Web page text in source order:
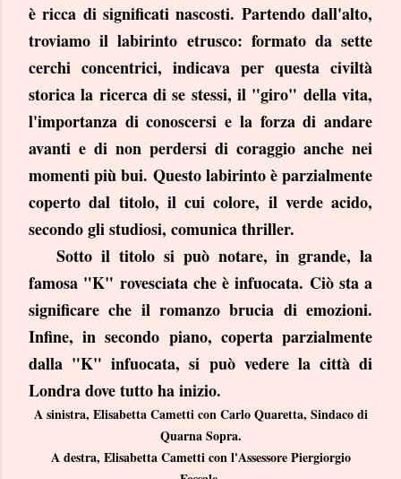
è ricca di significati nascosti. Partendo dall'alto,
troviamo il labirinto etrusco: formato da sette
cerchi concentrici, indicava per questa civiltà
storica la ricerca di se stessi, il "giro" della vita,
l'importanza di conoscersi e la forza di andare
avanti e di non perdersi di coraggio anche nei
momenti più bui. Questo labirinto è parzialmente
coperto dal titolo, il cui colore, il verde acido,
secondo gli studiosi, comunica thriller.
Sotto il titolo si può notare, in grande, la
famosa "K" rovesciata che è infuocata. Ciò sta a
significare che il romanzo brucia di emozioni.
Infine, in secondo piano, coperta parzialmente
dalla "K" infuocata, si può vedere la città di
Londra dove tutto ha inizio.
A sinistra, Elisabetta Cametti con Carlo Quaretta, Sindaco di
Quarna Sopra.
A destra, Elisabetta Cametti con l'Assessore Piergiorgio